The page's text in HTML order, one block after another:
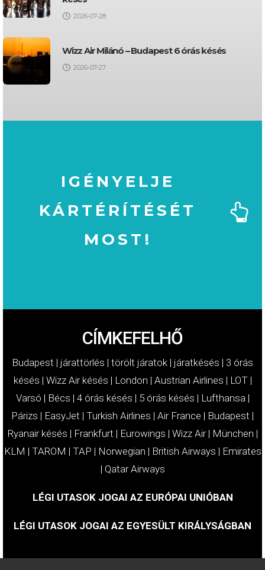
2026-07-28
Wizz Air Milánó – Budapest 6 órás késés
2026-07-27
IGÉNYELJE
KÁRTÉRÍTÉSÉT
MOST!
CÍMKEFELHŐ
Budapest | járattörlés | törölt járatok | járatkésés | 3 órás
késés | Wizz Air késés | London | Austrian Airlines | LOT|
Varsó | Bécs | 4 órás késés | 5 órás késés | Lufthansa |
Párizs | EasyJet | Turkish Airlines | Air France | Budapest |
Ryanair késés | Frankfurt | Eurowings | Wizz Air| München |
KLM | TAROM | TAP | Norwegian | British Airways | Emirates
| Qatar Airways
LÉGI UTASOK JOGAI AZ EURÓPAI UNIÓBAN
LÉGI UTASOK JOGAI AZ EGYESÜLT KIRÁLYSÁGBAN